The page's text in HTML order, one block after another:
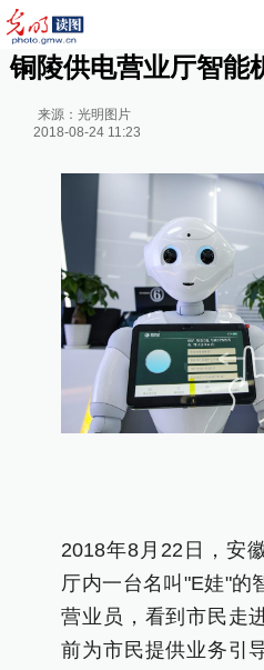
铜陵供电营业厅智能
来源：光明图片
2018-08-24 11:23
2018年8月22日，安
厅内一台名叫"E娃"的
营业员，看到市民走
前为市民提供业务引